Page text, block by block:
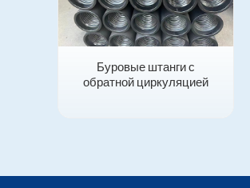
Буровые штанги с
обратной циркуляцией